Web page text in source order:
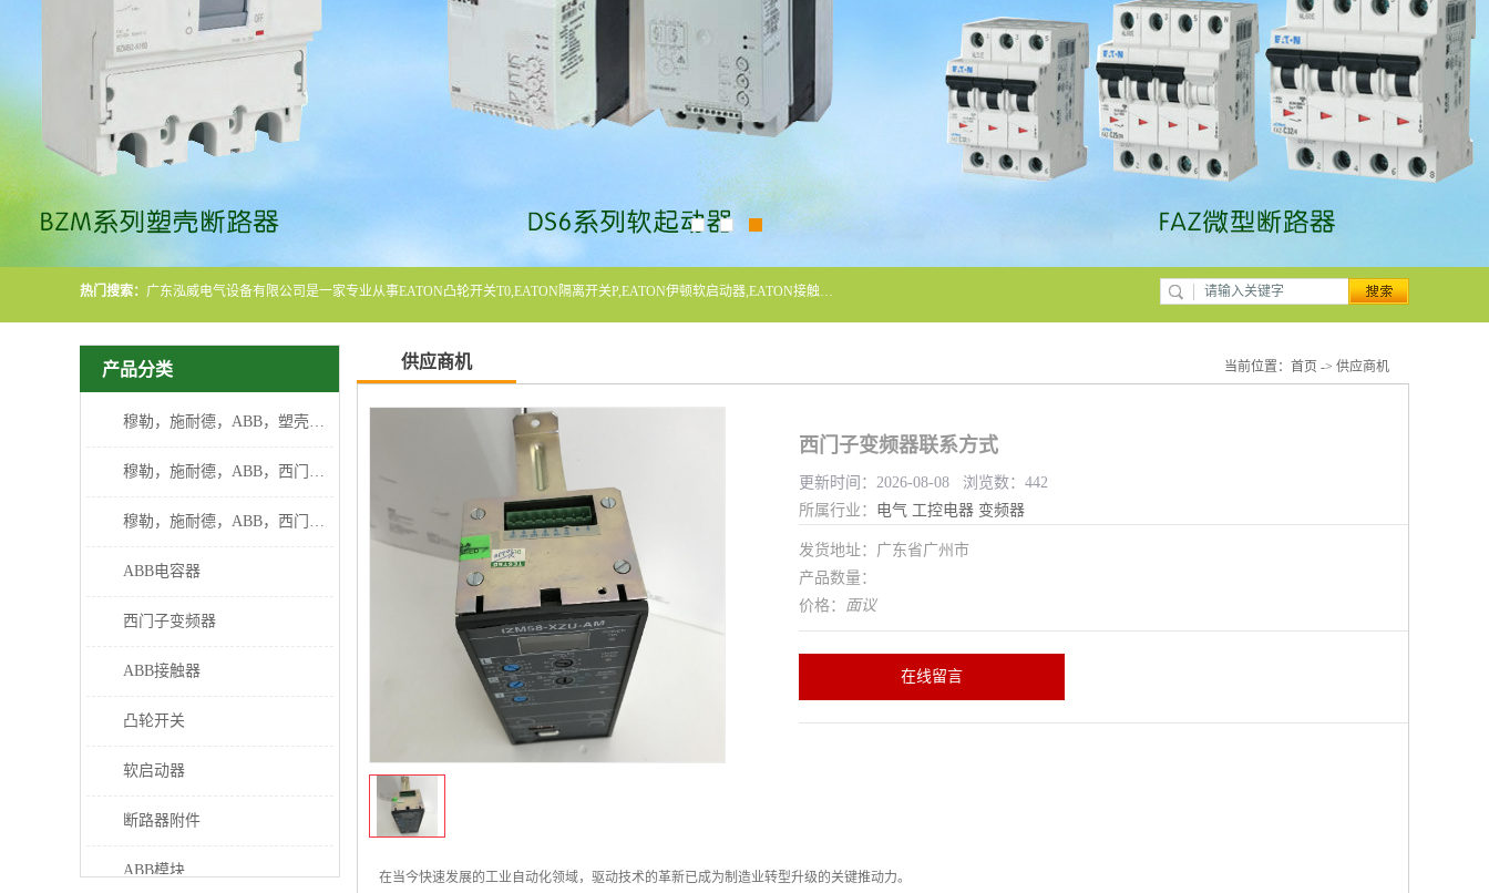
热门搜索： 广东泓威电气设备有限公司是一家专业从事EATON凸轮开关T0,EATON隔离开关P,EATON伊顿软启动器,EATON接触器DILM400/22,ETN隔离开关P1-32/EA/SVB,凸轮开关T0-2-1/EA/SVB,伊顿软启动器S811+V42N3SP等品牌的电气自动化产品代理经销商。
产品分类
穆勒，施耐德，ABB，塑壳断路器
穆勒，施耐德，ABB，西门子断路器
穆勒，施耐德，ABB，西门子接触器
ABB电容器
西门子变频器
ABB接触器
凸轮开关
软启动器
断路器附件
ABB模块
供应商机 当前位置： 首页 -> 供应商机
西门子变频器联系方式
更新时间：2026-08-08 浏览数：442
所属行业： 电气 工控电器 变频器
发货地址：广东省广州市
产品数量：
价格： 面议
在线留言
在当今快速发展的工业自动化领域，驱动技术的革新已成为制造业转型升级的关键推动力。